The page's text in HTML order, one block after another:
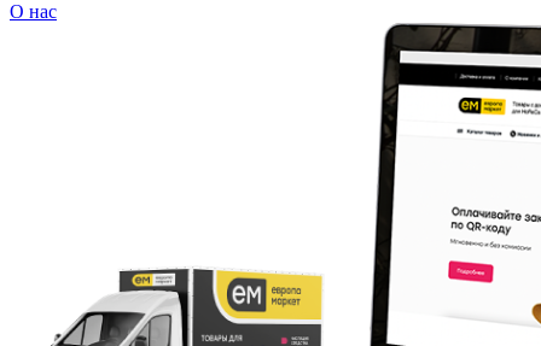
О нас